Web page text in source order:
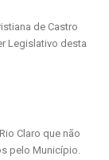
de Castro
Legislativo desta
Claro que não
pelo Município.